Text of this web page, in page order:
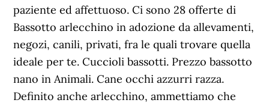
paziente ed affettuoso. Ci sono 28 offerte di
Bassotto arlecchino in adozione da allevamenti,
negozi, canili, privati, fra le quali trovare quella
ideale per te. Cuccioli bassotti. Prezzo bassotto
nano in Animali. Cane occhi azzurri razza.
Definito anche arlecchino, ammettiamo che